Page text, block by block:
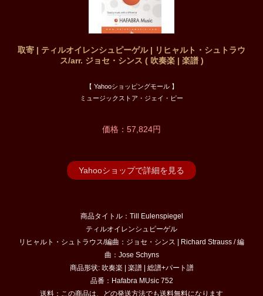
取寄 | ティルオイレンシュピーゲル | リヒャルト・シュトラウ
ス/arr. ジョセ・シンス ( 吹奏楽 | 楽譜 )
【 Yahooショッピングモール 】
ミュージックストア・ジェイ・ピー
価格：57,824円
Yahooショップで詳細を見る
商品タイトル：Till Eulenspiegel
ティルオイレンシュピーゲル
リヒャルト・シュトラウス/編曲：ジョセ・シンス | Richard Strauss / 編
曲：Jose Schyns
商品形状: 吹奏楽 | 楽譜 | 総譜+パート譜
品番：Hafabra MUsic 752
送料：この商品は、どの発送方法でも送料無料になります